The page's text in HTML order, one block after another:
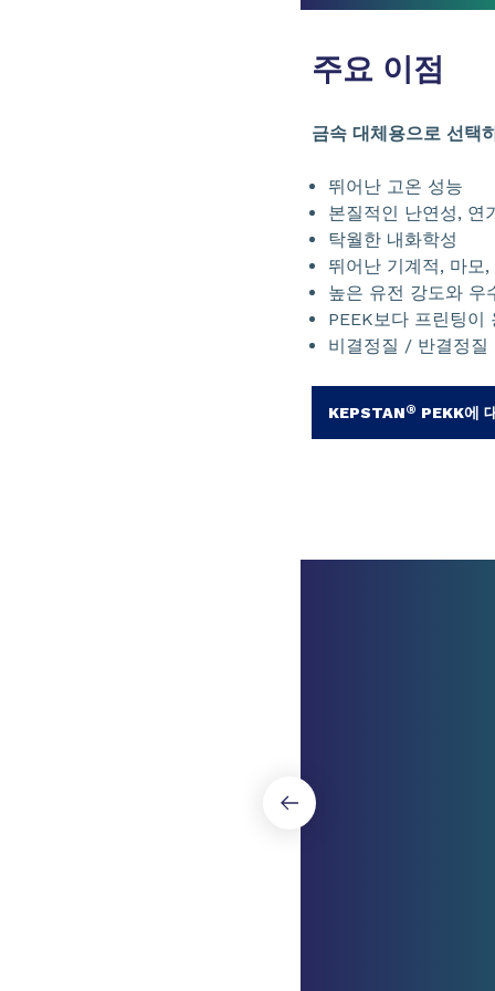
주요 이점
금속 대체용으로 선택
뛰어난 고온 성능
본질적인 난연성, 연
탁월한 내화학성
뛰어난 기계적, 마모
높은 유전 강도와 우
PEEK보다 프린팅
비결정질 / 반결정질
KEPSTAN® PEKK에